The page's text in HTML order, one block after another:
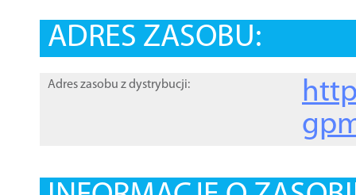
ADRES ZASOBU:
Adres zasobu z dystrybucji: